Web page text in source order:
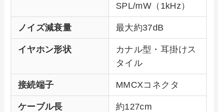
SPL/mW（1kHz）
ノイズ減衰量 最大約37dB
イヤホン形状
カナル型・耳掛けス
タイル
接続端子 MMCXコネクタ
ケーブル長 約127cm